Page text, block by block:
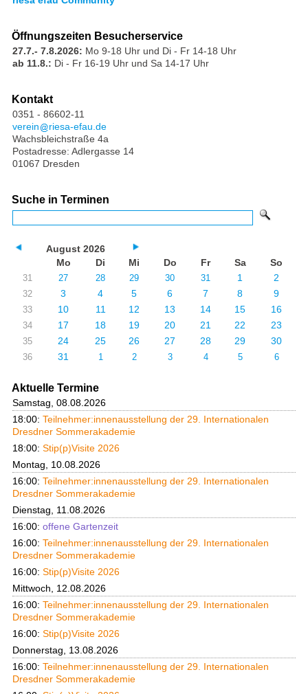
Öffnungszeiten Besucherservice
27.7.- 7.8.2026: Mo 9-18 Uhr und Di - Fr 14-18 Uhr
ab 11.8.: Di - Fr 16-19 Uhr und Sa 14-17 Uhr
Kontakt
0351 - 86602-11
verein
riesa-efau.de
Wachsbleichstraße 4a
Postadresse: Adlergasse 14
01067 Dresden
Suche in Terminen
August 2026
Mo
Di Mi Do Fr Sa So
31 27 28 29 30 31 1 2
32 3 4 5 6 7 8 9
33 10 11 12 13 14 15 16
34 17 18 19 20 21 22 23
35 24 25 26 27 28 29 30
36 31 1 2 3 4 5 6
Aktuelle Termine
Samstag, 08.08.2026
18:00: Teilnehmer:innenausstellung der 29. Internationalen
Dresdner Sommerakademie
18:00: Stip(p)Visite 2026
Montag, 10.08.2026
16:00: Teilnehmer:innenausstellung der 29. Internationalen
Dresdner Sommerakademie
Dienstag, 11.08.2026
16:00: offene Gartenzeit
16:00: Teilnehmer:innenausstellung der 29. Internationalen
Dresdner Sommerakademie
16:00: Stip(p)Visite 2026
Mittwoch, 12.08.2026
16:00: Teilnehmer:innenausstellung der 29. Internationalen
Dresdner Sommerakademie
16:00: Stip(p)Visite 2026
Donnerstag, 13.08.2026
16:00: Teilnehmer:innenausstellung der 29. Internationalen
Dresdner Sommerakademie